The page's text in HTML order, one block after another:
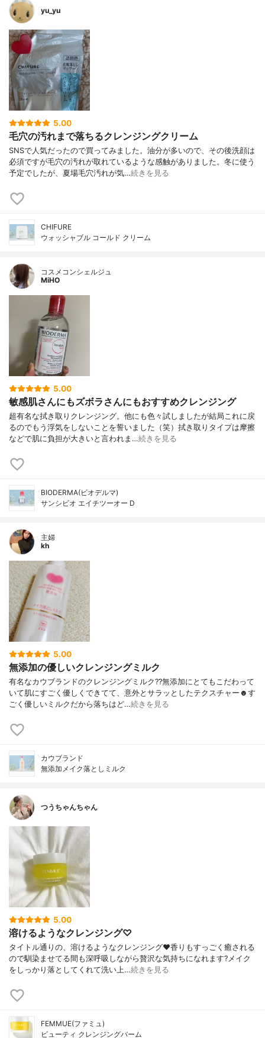
yu_yu
5.00
毛穴の汚れまで落ちるクレンジングクリーム
SNSで人気だったので買ってみました。油分が多いので、その後洗顔は
必須ですが毛穴の汚れが取れているような感触がありました。冬に使う
予定でしたが、夏場毛穴汚れが気…続きを見る
CHIFURE
ウォッシャブル コールド クリーム
コスメコンシェルジュ
MiHO
5.00
敏感肌さんにもズボラさんにもおすすめクレンジング
超有名な拭き取りクレンジング。他にも色々試しましたが結局これに戻
るのでもう浮気をしないことを誓いました（笑）拭き取りタイプは摩擦
などで肌に負担が大きいと言われま…続きを見る
BIODERMA(ビオデルマ)
サンシビオ エイチツーオー D
主婦
kh
5.00
無添加の優しいクレンジングミルク
有名なカウブランドのクレンジングミルク??無添加にとてもこだわって
いて肌にすごく優しくできてて、意外とサラッとしたテクスチャー☻す
ごく優しいミルクだから落ちはど…続きを見る
カウブランド
無添加メイク落としミルク
つうちゃんちゃん
5.00
溶けるようなクレンジング♡
タイトル通りの、溶けるようなクレンジング❤️香りもすっごく癒される
ので馴染ませてる間も深呼吸しながら贅沢な気持ちになれます?メイク
をしっかり落としてくれて洗い上…続きを見る
FEMMUE(ファミュ)
ビューティ クレンジングバーム